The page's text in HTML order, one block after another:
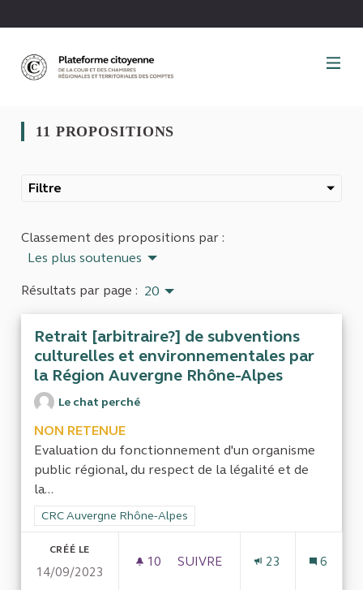
11 PROPOSITIONS
Filtre
Classement des propositions par :
Les plus soutenues
Résultats par page : 20
Retrait [arbitraire?] de subventions
culturelles et environnementales par
la Région Auvergne Rhône-Alpes
Le chat perché
NON RETENUE
Evaluation du fonctionnement d'un organisme
public régional, du respect de la légalité et de
la...
Filtrer les résultats de la catégorie : CRC Auvergne Rhône-
CRC Auvergne Rhône-Alpes
CRÉÉ LE
14/09/2023
10 10 ABONNÉS
SUIVRE
23 6